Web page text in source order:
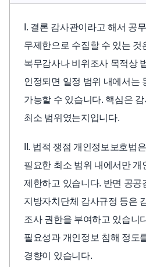
I. 결론 감사관이라고 해서 공
무제한으로 수집할 수 있는 것
복무감사나 비위조사 목적상
인정되면 일정 범위 내에서는
가능할 수 있습니다. 핵심은
최소 범위였는지입니다.
II. 법적 쟁점 개인정보보호법
필요한 최소 범위 내에서만
제한하고 있습니다. 반면 공공
지방자치단체 감사규정 등은
조사 권한을 부여하고 있습니
필요성과 개인정보 침해 정도
경향이 있습니다.